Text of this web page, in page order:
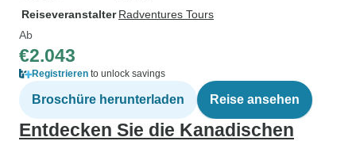
Reiseveranstalter Radventures Tours
Ab
€2.043
Registrieren to unlock savings
Broschüre herunterladen Reise ansehen
Entdecken Sie die Kanadischen